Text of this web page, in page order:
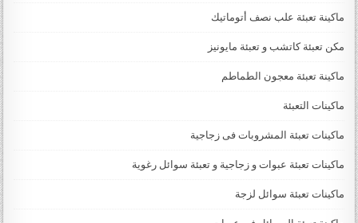
ماكينة تعبئة علب نصف أتوماتيك
مكن تعبئة كاتشب و تعبئة مايونيز
ماكينة تعبئة معجون الطماطم
ماكينات التعبئة
ماكينات تعبئة المشروبات فى زجاجية
ماكينات تعبئة عبوات و زجاجية و تعبئة سوائل رغوية
ماكينات تعبئة سوائل لزجة